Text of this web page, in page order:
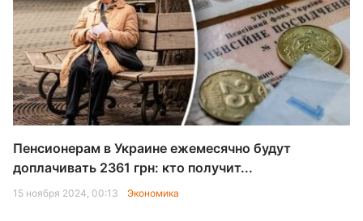
Пенсионерам в Украине ежемесячно будут
доплачивать 2361 грн: кто получит...
15 ноября 2024, 00:13 Экономика